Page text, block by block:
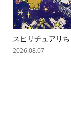
スピリチュアリ
2026.08.07